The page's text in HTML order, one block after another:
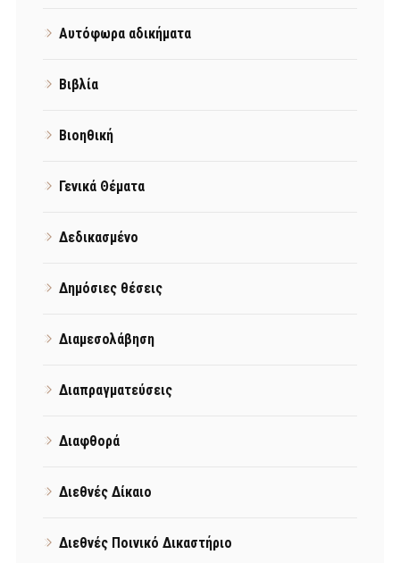
Αυτόφωρα αδικήματα
Βιβλία
Βιοηθική
Γενικά Θέματα
Δεδικασμένο
Δημόσιες θέσεις
Διαμεσολάβηση
Διαπραγματεύσεις
Διαφθορά
Διεθνές Δίκαιο
Διεθνές Ποινικό Δικαστήριο